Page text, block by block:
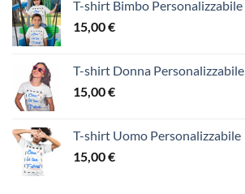
T-shirt Bimbo Personalizzabile
15,00€
T-shirt Donna Personalizzabile
15,00€
T-shirt Uomo Personalizzabile
15,00€